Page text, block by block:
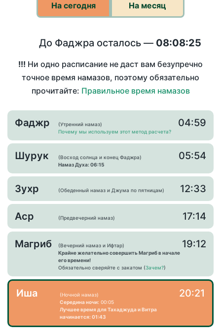
На сегодня На месяц
До Фаджра осталось — 08:08:25
!!! Ни одно расписание не даст вам безупречно
точное время намазов, поэтому обязательно
прочитайте: Правильное время намазов
Фаджр
(Утренний намаз)
Почему мы используем этот метод расчета?
04:59
Шурук
(Восход солнца и конец Фаджра)
Намаз Духа: 06:15
05:54
Зухр (Обеденный намаз и Джума по пятницам) 12:33
Аср (Предвечерний намаз) 17:14
Магриб
(Вечерний намаз и Ифтар)
Крайне желательно совершить Магриб в начале
его времени!
Обязательно сверяйте с закатом (Зачем?)
19:12
Иша
(Ночной намаз)
Середина ночи: 00:05
Лучшее время для Тахаджуда и Витра
начинается: 01:43
20:21